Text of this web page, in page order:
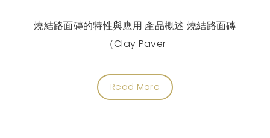
燒結路面磚的特性與應用 產品概述 燒結路面磚
（Clay Paver
Read More